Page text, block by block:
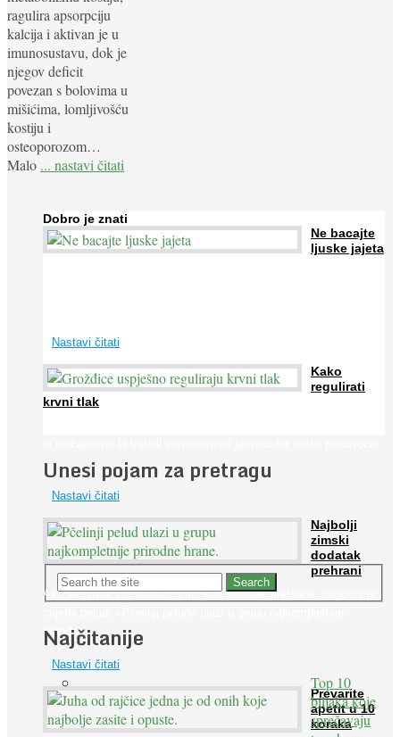
ragulira apsorpciju
kalcija i aktivan je u
imunosustavu, dok je
njegov deficit
povezan s bolovima u
mišićima, lomljivošću
kostiju i
osteoporozom…
Malo ... nastavi čitati
Dobro je znati
Ne bacajte
ljuske jajeta
Nastavi čitati
Kako
regulirati
krvni tlak
...
Nastavi čitati
Najbolji
zimski
dodatak
prehrani
Ako se pitate što nabaviti zimi kao dodatak prehrane, odgovor je:
prirodne ...
Nastavi čitati
Prevarite
apetit u 10
koraka
Unesi pojam za pretragu
Najčitanije
Top 10
biljaka koje
sprečavaju